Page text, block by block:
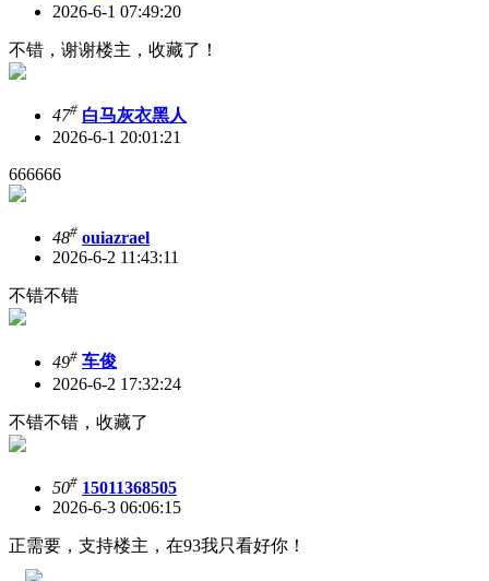
2026-6-1 07:49:20
不错，谢谢楼主，收藏了！
47# 白马灰衣黑人
2026-6-1 20:01:21
666666
48# ouiazrael
2026-6-2 11:43:11
不错不错
49# 车俊
2026-6-2 17:32:24
不错不错，收藏了
50# 15011368505
2026-6-3 06:06:15
正需要，支持楼主，在93我只看好你！